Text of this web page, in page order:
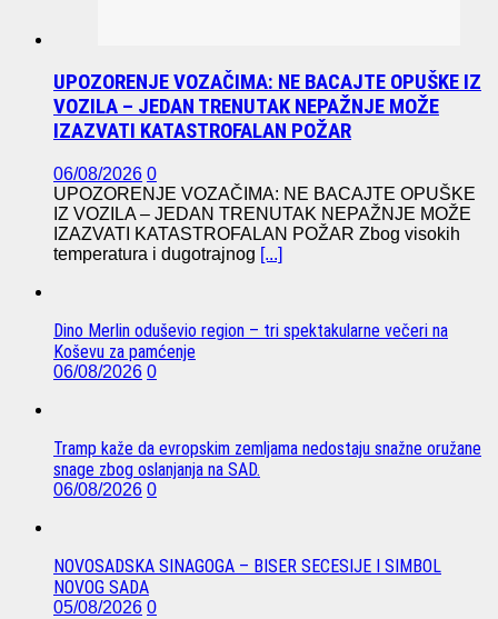
UPOZORENJE VOZAČIMA: NE BACAJTE OPUŠKE IZ
VOZILA – JEDAN TRENUTAK NEPAŽNJE MOŽE
IZAZVATI KATASTROFALAN POŽAR
06/08/2026 0
UPOZORENJE VOZAČIMA: NE BACAJTE OPUŠKE
IZ VOZILA – JEDAN TRENUTAK NEPAŽNJE MOŽE
IZAZVATI KATASTROFALAN POŽAR Zbog visokih
temperatura i dugotrajnog [...]
Dino Merlin oduševio region – tri spektakularne večeri na
Koševu za pamćenje
06/08/2026 0
Tramp kaže da evropskim zemljama nedostaju snažne oružane
snage zbog oslanjanja na SAD.
06/08/2026 0
NOVOSADSKA SINAGOGA – BISER SECESIJE I SIMBOL
NOVOG SADA
05/08/2026 0